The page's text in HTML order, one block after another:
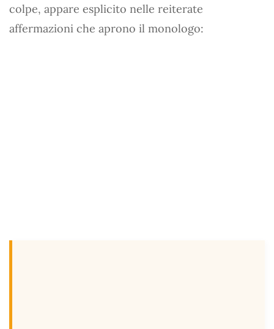
colpe, appare esplicito nelle reiterate
affermazioni che aprono il monologo: